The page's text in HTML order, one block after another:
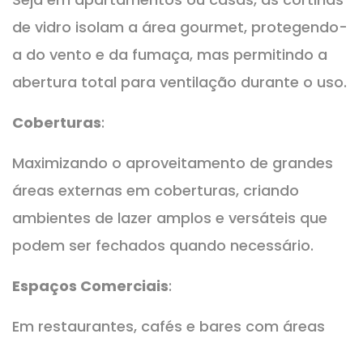
de vidro isolam a área gourmet, protegendo-
a do vento e da fumaça, mas permitindo a
abertura total para ventilação durante o uso.
Coberturas:
Maximizando o aproveitamento de grandes
áreas externas em coberturas, criando
ambientes de lazer amplos e versáteis que
podem ser fechados quando necessário.
Espaços Comerciais:
Em restaurantes, cafés e bares com áreas